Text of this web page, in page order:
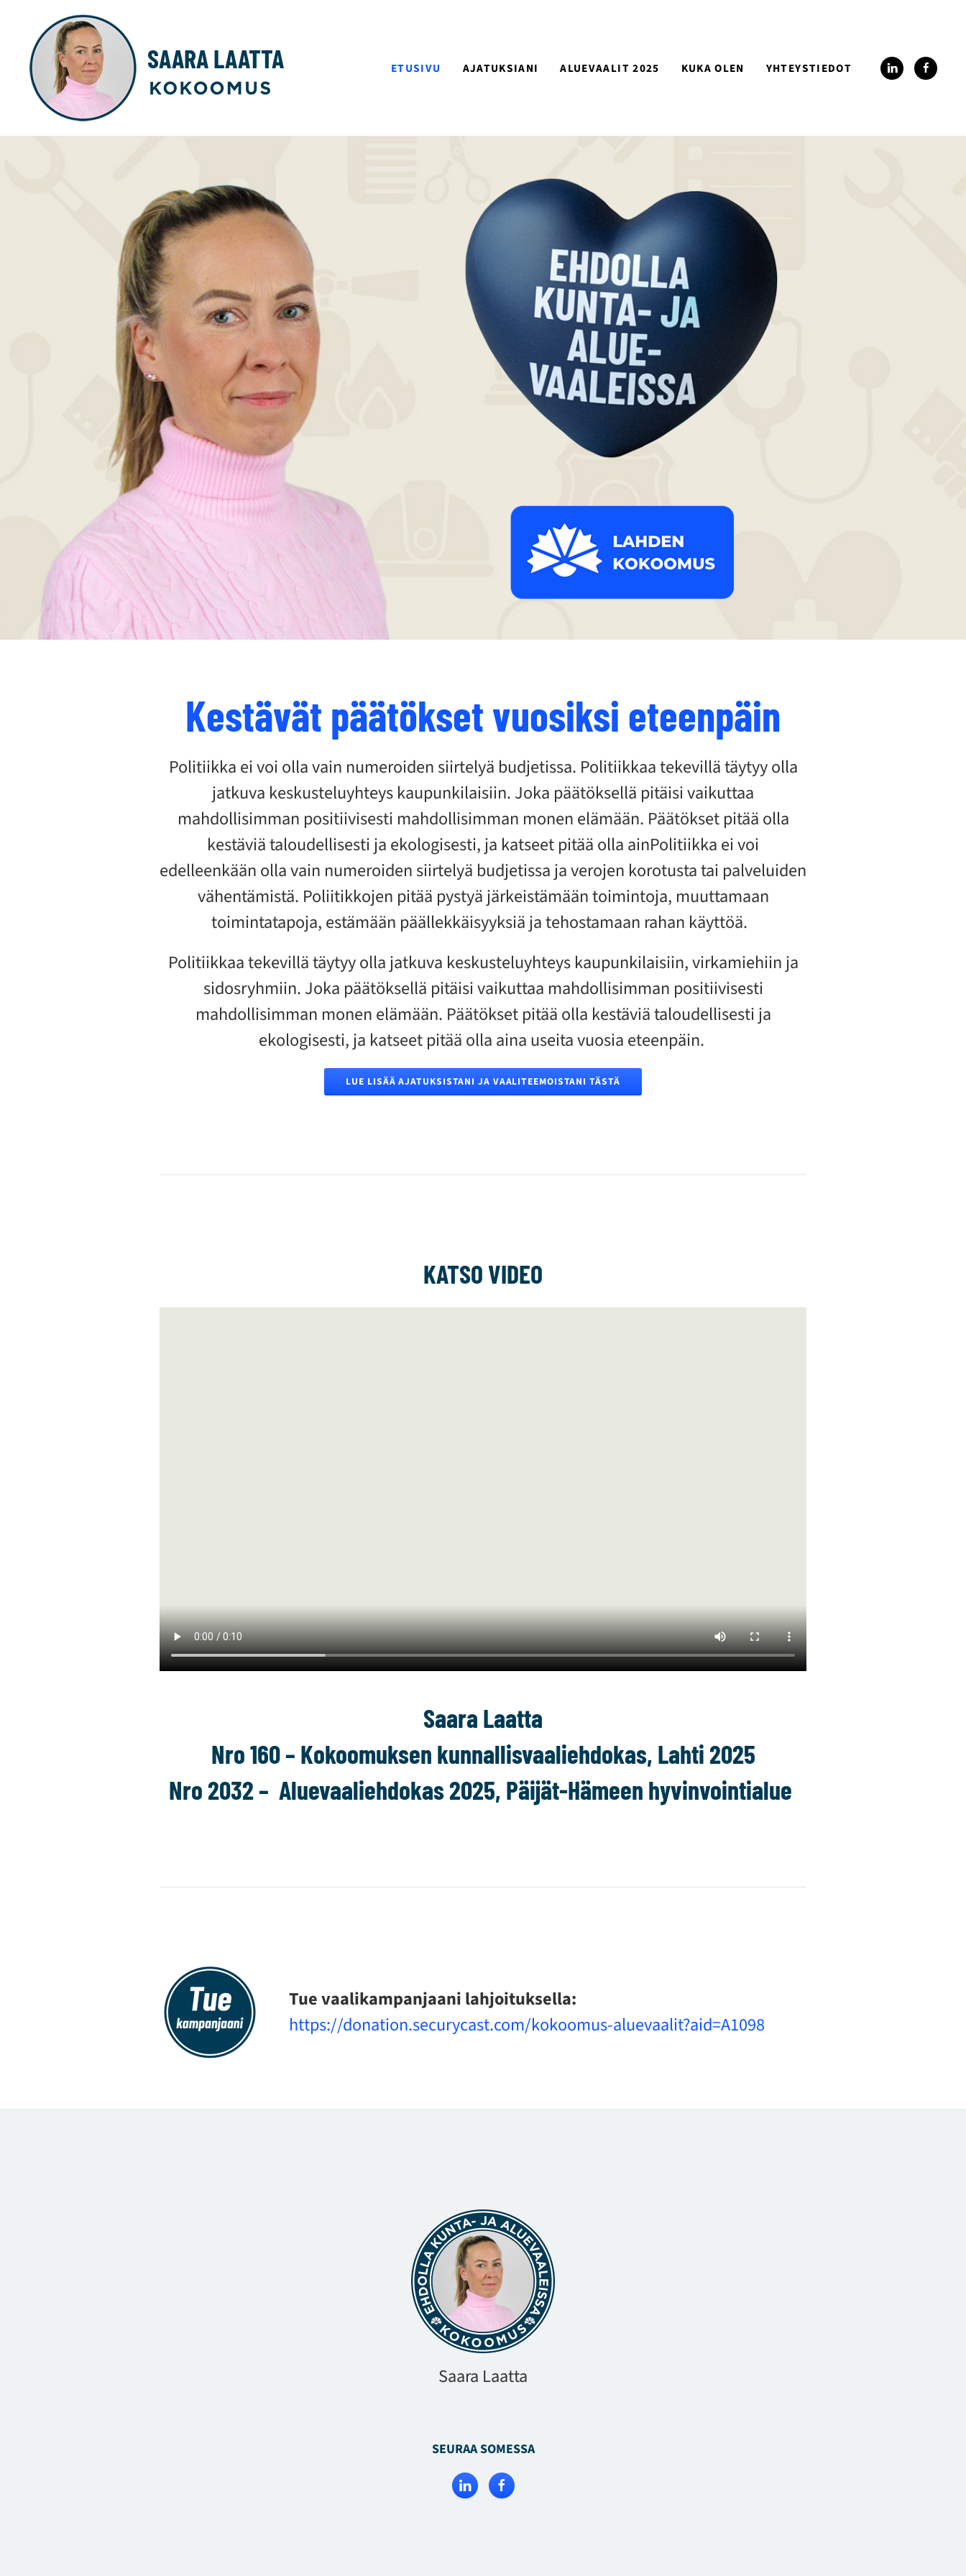
SAARA LAATTA ETUSIVU AJATUKSIANI ALUEVAALIT 2025 KUKA OLEN YHTEYSTIEDOT
Kestävät päätökset vuosiksi eteenpäin
Politiikka ei voi olla vain numeroiden siirtelyä budjetissa. Politiikkaa tekevillä täytyy olla
jatkuva keskusteluyhteys kaupunkilaisiin. Joka päätöksellä pitäisi vaikuttaa
mahdollisimman positiivisesti mahdollisimman monen elämään. Päätökset pitää olla
kestäviä taloudellisesti ja ekologisesti, ja katseet pitää olla ainPolitiikka ei voi
edelleenkään olla vain numeroiden siirtelyä budjetissa ja verojen korotusta tai palveluiden
vähentämistä. Poliitikkojen pitää pystyä järkeistämään toimintoja, muuttamaan
toimintatapoja, estämään päällekkäisyyksiä ja tehostamaan rahan käyttöä.
Politiikkaa tekevillä täytyy olla jatkuva keskusteluyhteys kaupunkilaisiin, virkamiehiin ja
sidosryhmiin. Joka päätöksellä pitäisi vaikuttaa mahdollisimman positiivisesti
mahdollisimman monen elämään. Päätökset pitää olla kestäviä taloudellisesti ja
ekologisesti, ja katseet pitää olla aina useita vuosia eteenpäin.
LUE LISÄÄ AJATUKSISTANI JA VAALITEEMOISTANI TÄSTÄ
KATSO VIDEO
Saara Laatta
Nro 160 – Kokoomuksen kunnallisvaaliehdokas, Lahti 2025
Nro 2032 – Aluevaaliehdokas 2025, Päijät-Hämeen hyvinvointialue
Tue vaalikampanjaani lahjoituksella:
https://donation.securycast.com/kokoomus-aluevaalit?aid=A1098
Saara Laatta
SEURAA SOMESSA